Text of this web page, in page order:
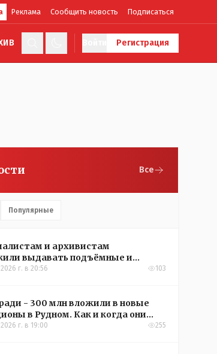
Реклама Сообщить новость Подписаться
Регистрация
Все
Популярные
и архивистам
выдавать подъёмные и
жильё в сёлах Казахстана
г. в 20:56 103
- 300 млн вложили в новые
в Рудном. Как и когда они
г. в 19:00 255